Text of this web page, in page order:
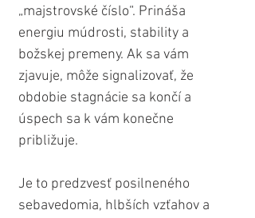
„majstrovské číslo“. Prináša
energiu múdrosti, stability a
božskej premeny. Ak sa vám
zjavuje, môže signalizovať, že
obdobie stagnácie sa končí a
úspech sa k vám konečne
približuje.
Je to predzvesť posilneného
sebavedomia, hlbších vzťahov a